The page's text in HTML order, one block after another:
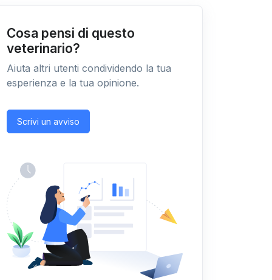
Cosa pensi di questo
veterinario?
Aiuta altri utenti condividendo la tua
esperienza e la tua opinione.
Scrivi un avviso